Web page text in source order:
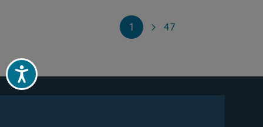
Acessibilidade
1 47